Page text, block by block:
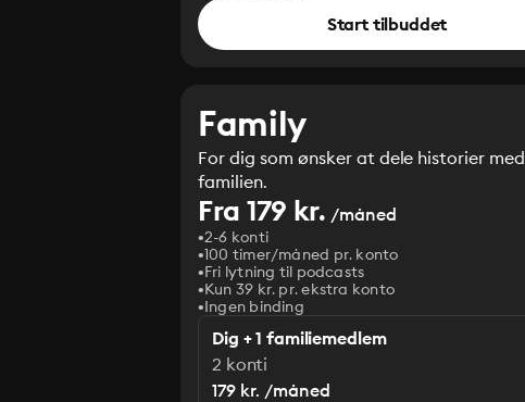
Start tilbuddet
Family
For dig som ønsker at dele historier med
familien.
Fra 179 kr. /måned
2-6 konti
100 timer/måned pr. konto
Fri lytning til podcasts
Kun 39 kr. pr. ekstra konto
Ingen binding
Dig + 1 familiemedlem
2 konti
179 kr. /måned